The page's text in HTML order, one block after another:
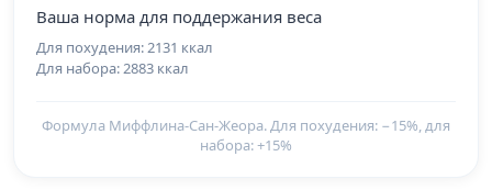
Ваша норма для поддержания веса
Для похудения: 2131 ккал
Для набора: 2883 ккал
Формула Миффлина-Сан-Жеора. Для похудения: −15%, для
набора: +15%